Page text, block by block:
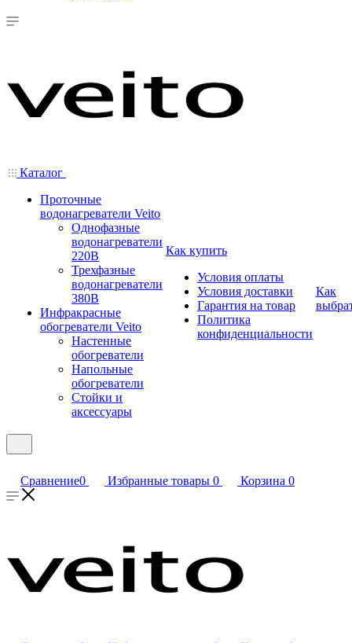
Каталог
Проточные
водонагреватели Veito
Однофазные
водонагреватели
220В
Трехфазные
водонагреватели
380В
Инфракрасные
обогреватели Veito
Настенные
обогреватели
Напольные
обогреватели
Стойки и
аксессуары
Как купить
Условия оплаты
Условия доставки
Гарантия на товар
Политика
конфиденциальности
Как
Сравнение0 Избранные товары 0 Корзина 0